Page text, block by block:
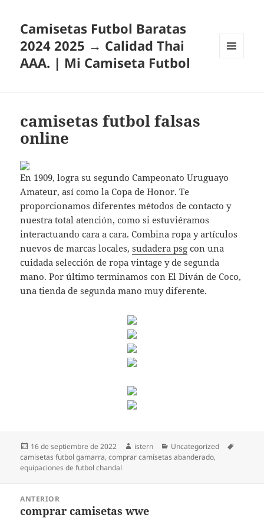
Camisetas Futbol Baratas
2024 2025 → Calidad Thai
AAA. | Mi Camiseta Futbol
camisetas futbol falsas
online
En 1909, logra su segundo Campeonato Uruguayo
Amateur, así como la Copa de Honor. Te
proporcionamos diferentes métodos de contacto y
nuestra total atención, como si estuviéramos
interactuando cara a cara. Combina ropa y artículos
nuevos de marcas locales,sudadera psg con una
cuidada selección de ropa vintage y de segunda
mano. Por último terminamos con El Diván de Coco,
una tienda de segunda mano muy diferente.
Publicado
el
16 de septiembre de 2022 Autor
istern Categorías
Uncategorized
camisetas futbol gamarra,comprar camisetas abanderado,
equipaciones de futbol chandal
entradas
ANTERIOR
Entrada
comprar camisetas wwe